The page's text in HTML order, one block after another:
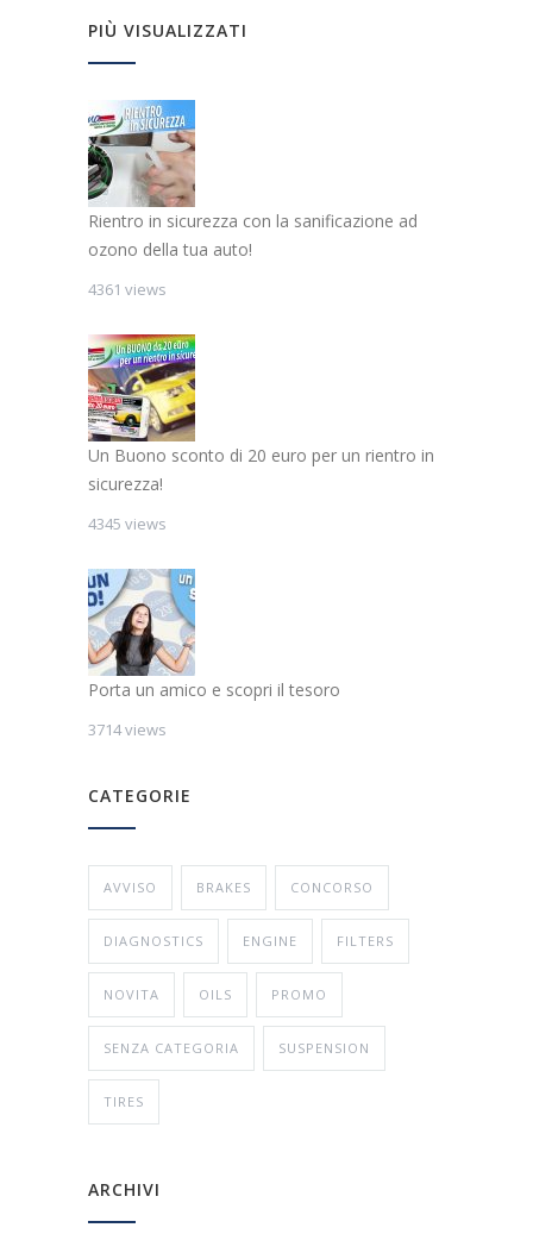
PIÙ VISUALIZZATI
Rientro in sicurezza con la sanificazione ad
ozono della tua auto!
4361 views
Un Buono sconto di 20 euro per un rientro in
sicurezza!
4345 views
Porta un amico e scopri il tesoro
3714 views
CATEGORIE
AVVISO BRAKES CONCORSO
DIAGNOSTICS ENGINE FILTERS
NOVITA OILS PROMO
SENZA CATEGORIA SUSPENSION
TIRES
ARCHIVI